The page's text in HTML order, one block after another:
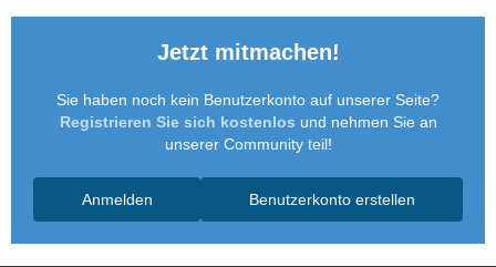
Jetzt mitmachen!
Sie haben noch kein Benutzerkonto auf unserer Seite?
Registrieren Sie sich kostenlos und nehmen Sie an
unserer Community teil!
Benutzerkonto erstellen
Anmelden